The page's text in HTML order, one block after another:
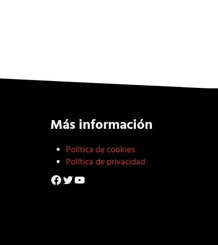
Más información
Política de cookies
Política de privacidad
Facebook
Twitter
YouTube